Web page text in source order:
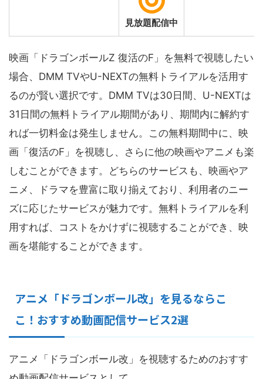
見放題配信中
映画「ドラゴンボールZ 復活のF」を無料で視聴したい
場合、DMM TVやU-NEXTの無料トライアルを活用す
るのが賢い選択です。DMM TVは30日間、U-NEXTは
31日間の無料トライアル期間があり、期間内に解約す
れば一切料金は発生しません。この無料期間中に、映
画「復活のF」を視聴し、さらに他の映画やアニメも楽
しむことができます。どちらのサービスも、映画やア
ニメ、ドラマを豊富に取り揃えており、利用者のニー
ズに応じたサービスが魅力です。無料トライアルを利
用すれば、コストをかけずに視聴することができ、映
画を堪能することができます。
アニメ「ドラゴンボール改」を見るならこ
こ！おすすめ動画配信サービス2選
アニメ「ドラゴンボール改」を視聴するためのおすす